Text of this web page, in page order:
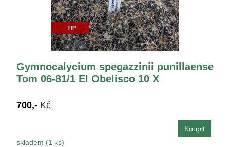
TIP
Gymnocalycium spegazzinii punillaense
Tom 06-81/1 El Obelisco 10 X
700,- Kč
skladem (1 ks)